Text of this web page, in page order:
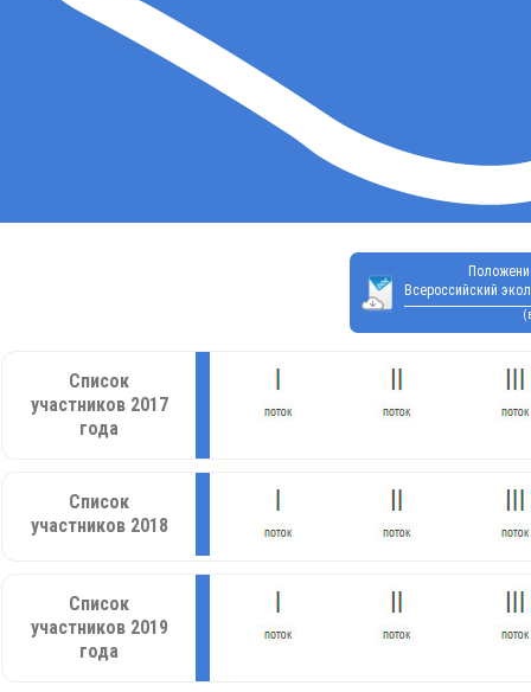
Всероссийский
Список
участников 2017
года
Список
участников 2018
Список
участников 2019
года